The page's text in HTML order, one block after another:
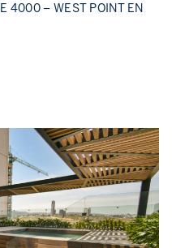
4000 – WEST POINT EN